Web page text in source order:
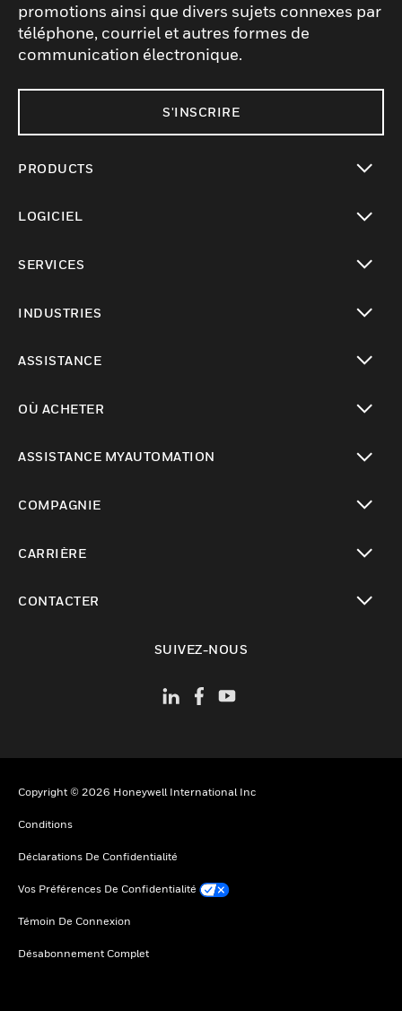
promotions ainsi que divers sujets connexes par
téléphone, courriel et autres formes de
communication électronique.
S'INSCRIRE
PRODUCTS
LOGICIEL
SERVICES
INDUSTRIES
ASSISTANCE
OÙ ACHETER
ASSISTANCE MYAUTOMATION
COMPAGNIE
CARRIÈRE
CONTACTER
SUIVEZ-NOUS
Copyright © 2026 Honeywell International Inc
Conditions
Déclarations De Confidentialité
Vos Préférences De Confidentialité
Témoin De Connexion
Désabonnement Complet